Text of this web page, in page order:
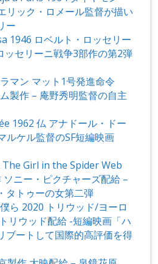
リック・ロメール監督が描い
ー
1946 ロベルト・ロッセリー
ッセリーニ戦争3部作の第2弾
マン マット1号発進命令
製作 – 庵野秀明監督の自主
1962 仏 アナドール・ドー
ルケル監督のSF短編映画
The Girl in the Spider Web
ニー・ピクチャーズ配給 –
タトゥーの女第二弾
ら 2020 トリウッド/ヨーロ
リウッド配給 -短編映画「ハ
ブートして国際的高評価を得